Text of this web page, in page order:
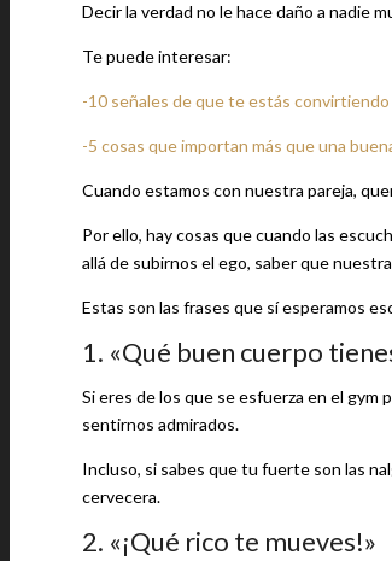
Decir la verdad no le hace daño a nadie
Te puede interesar:
-10 señales de que te estás convirtiendo
-5 cosas que importan más que una
Cuando estamos con nuestra pareja,
Por ello, hay cosas que cuando las
allá de subirnos el ego, saber que
Estas son las frases que sí esperamos
1. «Qué buen cuerpo
Si eres de los que se esfuerza en el
sentirnos admirados.
Incluso, si sabes que tu fuerte son las
cervecera.
2. «¡Qué rico te mueves!»